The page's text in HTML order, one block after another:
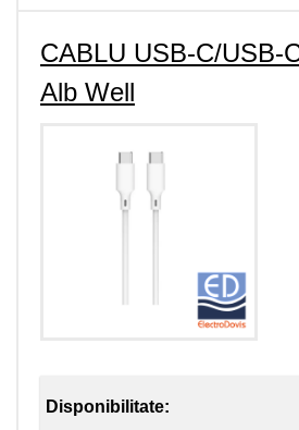
CABLU USB-C/USB-
Alb Well
Disponibilitate: